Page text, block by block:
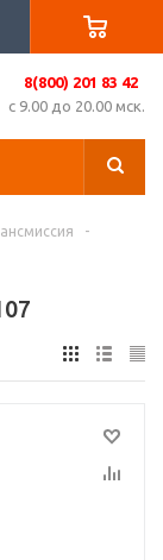
8(800) 201 83 42
с 9.00 до 20.00 мск.
-